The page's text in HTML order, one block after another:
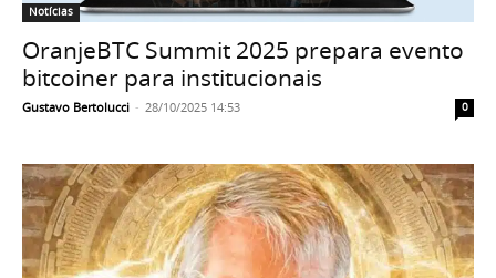
Notícias
OranjeBTC Summit 2025 prepara evento
bitcoiner para institucionais
Gustavo Bertolucci - 28/10/2025 14:53 0